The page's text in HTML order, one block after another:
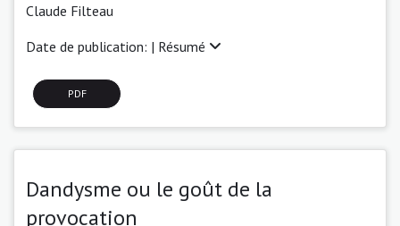
Claude Filteau
Date de publication: | Résumé
PDF
Dandysme ou le goût de la
provocation